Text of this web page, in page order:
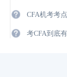
CFA机考考
考CFA到底